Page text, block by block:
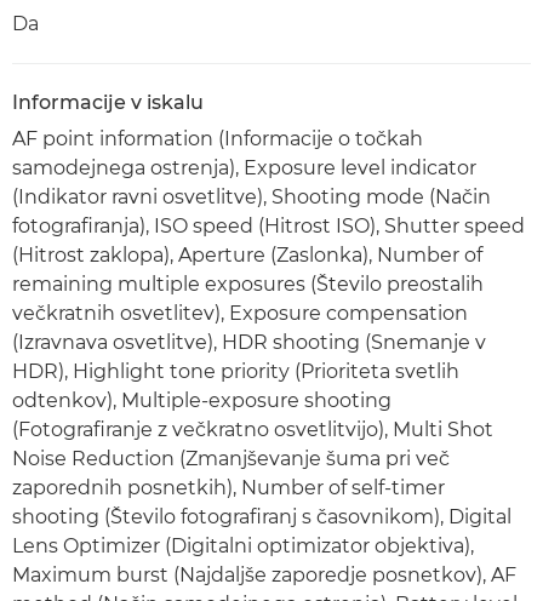
Da
Informacije v iskalu
AF point information (Informacije o točkah
samodejnega ostrenja), Exposure level indicator
(Indikator ravni osvetlitve), Shooting mode (Način
fotografiranja), ISO speed (Hitrost ISO), Shutter speed
(Hitrost zaklopa), Aperture (Zaslonka), Number of
remaining multiple exposures (Število preostalih
večkratnih osvetlitev), Exposure compensation
(Izravnava osvetlitve), HDR shooting (Snemanje v
HDR), Highlight tone priority (Prioriteta svetlih
odtenkov), Multiple-exposure shooting
(Fotografiranje z večkratno osvetlitvijo), Multi Shot
Noise Reduction (Zmanjševanje šuma pri več
zaporednih posnetkih), Number of self-timer
shooting (Število fotografiranj s časovnikom), Digital
Lens Optimizer (Digitalni optimizator objektiva),
Maximum burst (Najdaljše zaporedje posnetkov), AF